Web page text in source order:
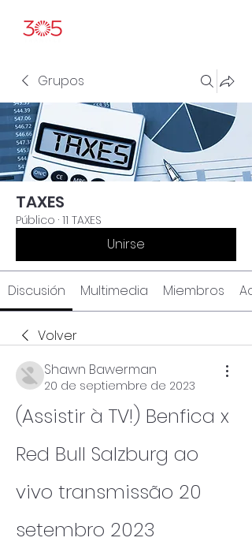
Grupos
TAXES
Público · 11 TAXES
Unirse
Discusión Multimedia Miembros
Volver
Shawn Bawerman
20 de septiembre de 2023
(Assistir à TV!) Benfica x
Red Bull Salzburg ao
vivo transmissão 20
setembro 2023